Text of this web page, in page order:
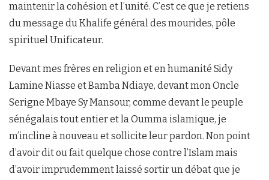
maintenir la cohésion et l’unité. C’est ce que je retiens
du message du Khalife général des mourides, pôle
spirituel Unificateur.
Devant mes frères en religion et en humanité Sidy
Lamine Niasse et Bamba Ndiaye, devant mon Oncle
Serigne Mbaye Sy Mansour, comme devant le peuple
sénégalais tout entier et la Oumma islamique, je
m’incline à nouveau et sollicite leur pardon. Non point
d’avoir dit ou fait quelque chose contre l’Islam mais
d’avoir imprudemment laissé sortir un débat que je